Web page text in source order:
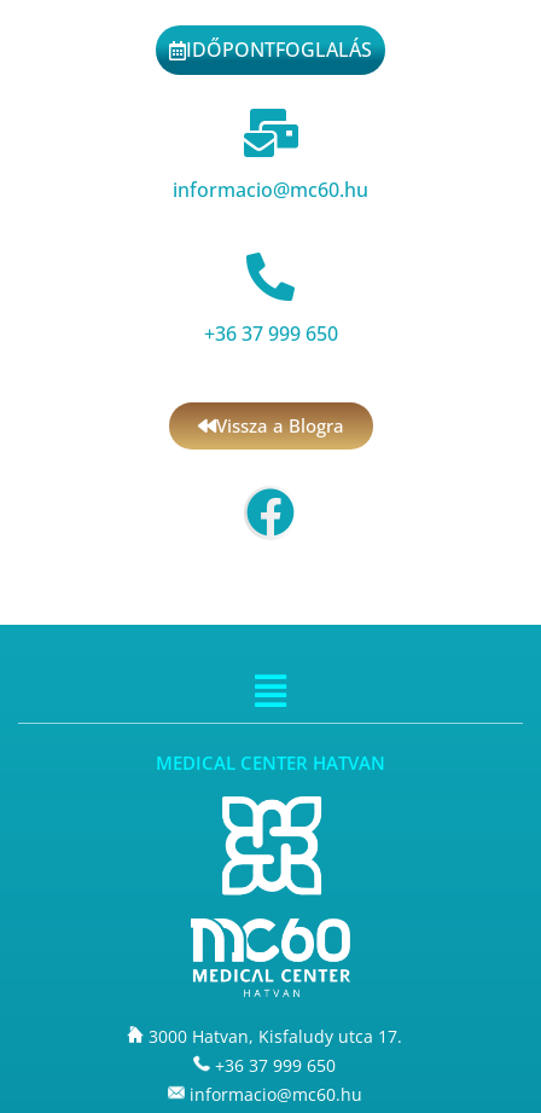
IDŐPONTFOGLALÁS
informacio@mc60.hu
+36 37 999 650
Vissza a Blogra
MEDICAL CENTER HATVAN
3000 Hatvan, Kisfaludy utca 17.
+36 37 999 650
informacio@mc60.hu